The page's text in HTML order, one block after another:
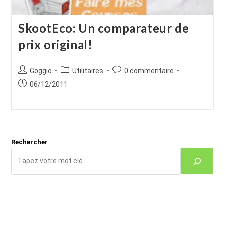
SkootEco: Un comparateur de
prix original!
Auteur/autrice
de
Goggio
Post
category:
Utilitaires
Commentaires
0 commentaire
Publication
06/12/2011
Rechercher